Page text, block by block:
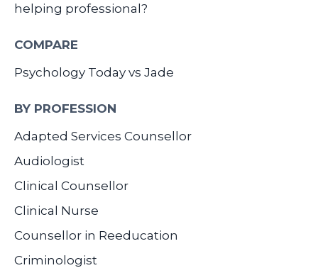
helping professional?
COMPARE
Psychology Today vs Jade
BY PROFESSION
Adapted Services Counsellor
Audiologist
Clinical Counsellor
Clinical Nurse
Counsellor in Reeducation
Criminologist